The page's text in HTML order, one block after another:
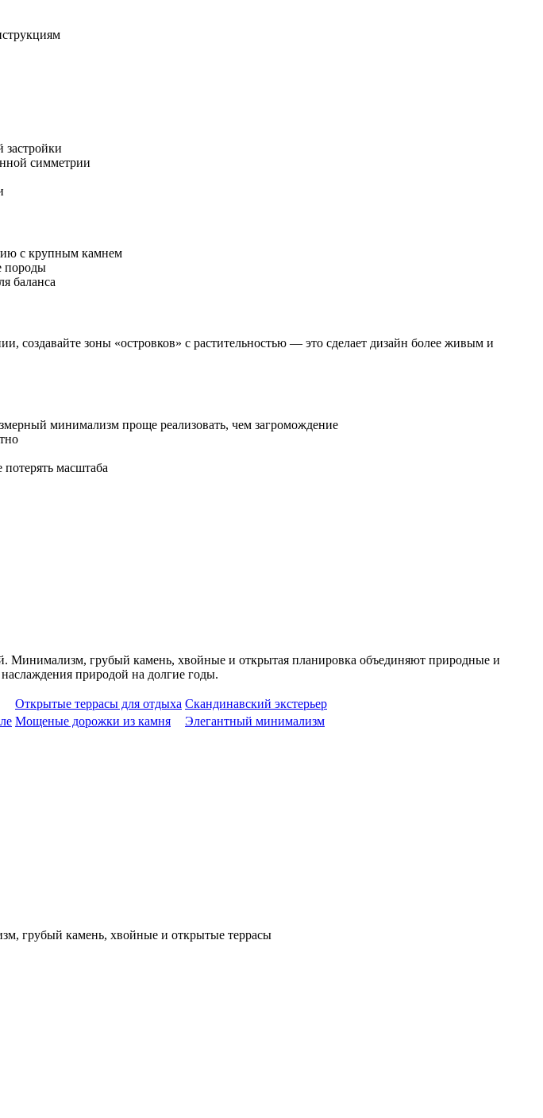
застройки
симметрии
с крупным камнем
породы
баланса
создавайте зоны «островков» с растительностью — это сделает дизайн более живым и
минимализм проще реализовать, чем загромождение
масштаба
Минимализм, грубый камень, хвойные и открытая планировка объединяют природные и
природой на долгие годы.
Открытые террасы для отдыха Скандинавский экстерьер
Мощеные дорожки из камня Элегантный минимализм